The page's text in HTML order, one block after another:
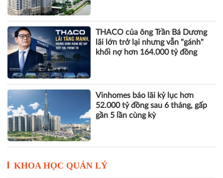
THACO của ông Trần Bá Dương
lãi lớn trở lại nhưng vẫn "gánh"
khối nợ hơn 164.000 tỷ đồng
Vinhomes báo lãi kỷ lục hơn
52.000 tỷ đồng sau 6 tháng, gấp
gần 5 lần cùng kỳ
KHOA HỌC QUẢN LÝ